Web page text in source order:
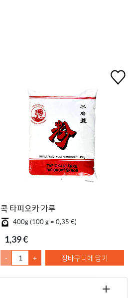
콕 타피오카 가루
400g (100 g = 0,35 €)
1,39 €
- + 장바구니에 담기